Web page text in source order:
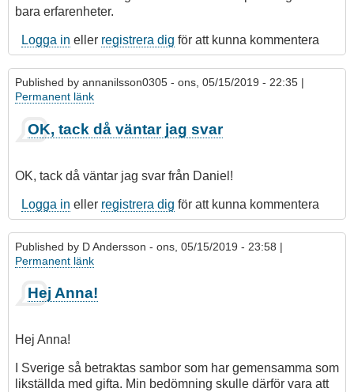
bara erfarenheter.
Logga in eller registrera dig för att kunna kommentera
Published by annanilsson0305 - ons, 05/15/2019 - 22:35 |
Permanent länk
OK, tack då väntar jag svar
OK, tack då väntar jag svar från Daniel!
Logga in eller registrera dig för att kunna kommentera
Published by D Andersson - ons, 05/15/2019 - 23:58 |
Permanent länk
Hej Anna!
Hej Anna!
I Sverige så betraktas sambor som har gemensamma som
likställda med gifta. Min bedömning skulle därför vara att